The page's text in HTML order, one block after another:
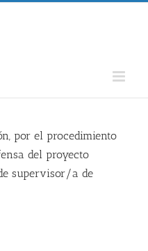
por el procedimiento
del proyecto
supervisor/a de